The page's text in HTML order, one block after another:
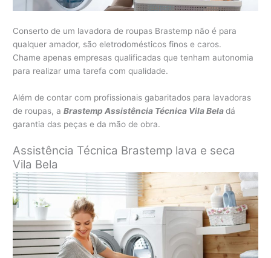
Conserto de um lavadora de roupas Brastemp não é para
qualquer amador, são eletrodomésticos finos e caros.
Chame apenas empresas qualificadas que tenham autonomia
para realizar uma tarefa com qualidade.
Além de contar com profissionais gabaritados para lavadoras
de roupas, aBrastemp Assistência Técnica Vila Beladá
garantia das peças e da mão de obra.
Assistência Técnica Brastemp lava e seca
Vila Bela